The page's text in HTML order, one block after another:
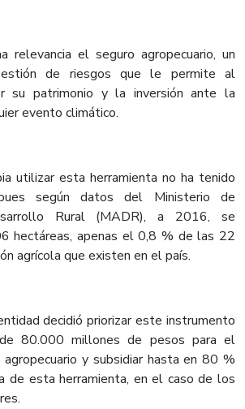
relevancia el seguro agropecuario, un
de riesgos que le permite al
su patrimonio y la inversión ante la
evento climático.
utilizar esta herramienta no ha tenido
según datos del Ministerio de
Rural (MADR), a 2016, se
hectáreas, apenas el 0,8 % de las 22
agrícola que existen en el país.
decidió priorizar este instrumento
80.000 millones de pesos para el
y subsidiar hasta en 80 %
de esta herramienta, en el caso de los